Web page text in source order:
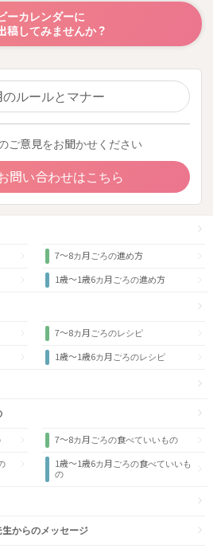
ーカレンダーに
稿してみませんか？
のルールとマナー
ご意見をお聞かせください
問い合わせはこちら
7～8カ月ごろの進め方
1歳〜1歳6カ月ごろの進め方
7～8カ月ごろのレシピ
1歳〜1歳6カ月ごろのレシピ
7～8カ月ごろの食べていいもの
1歳〜1歳6カ月ごろの食べていいも
の
からのメッセージ